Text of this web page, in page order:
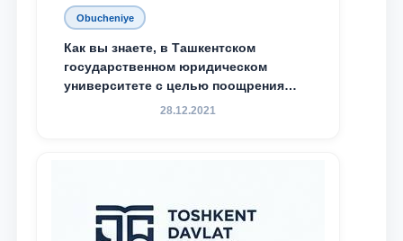
Obucheniye
Как вы знаете, в Ташкентском
государственном юридическом
университете с целью поощрения
талантливых, активных и
28.12.2021